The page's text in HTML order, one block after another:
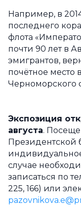
Например, в
последнего
флота
почти 90 лет в
эмигрантов,
почётное место
Черноморского
Экспозиция
августа.
Президентской
случае
записаться по
225, 166) или